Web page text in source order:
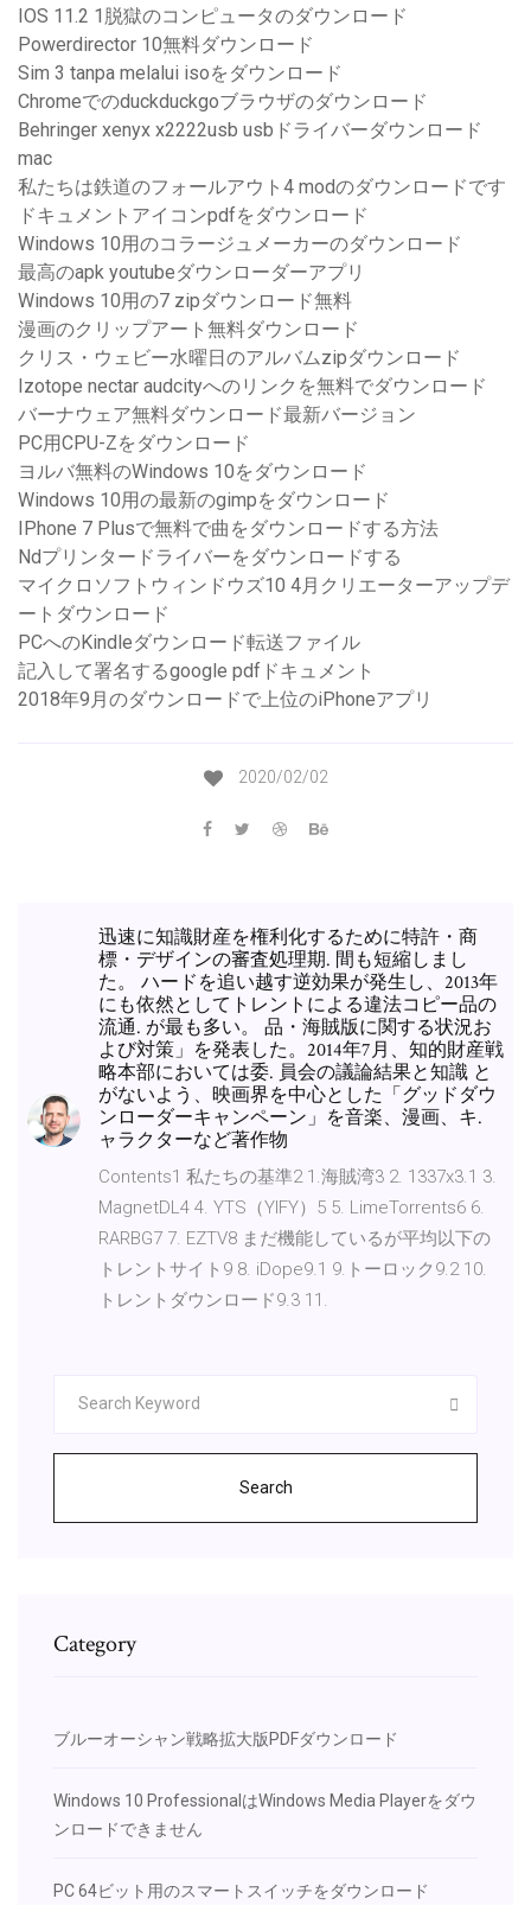
IOS 11.2 1脱獄のコンピュータのダウンロード
Powerdirector 10無料ダウンロード
Sim 3 tanpa melalui isoをダウンロード
Chromeでのduckduckgoブラウザのダウンロード
Behringer xenyx x2222usb usbドライバーダウンロード
mac
私たちは鉄道のフォールアウト4 modのダウンロードです
ドキュメントアイコンpdfをダウンロード
Windows 10用のコラージュメーカーのダウンロード
最高のapk youtubeダウンローダーアプリ
Windows 10用の7 zipダウンロード無料
漫画のクリップアート無料ダウンロード
クリス・ウェビー水曜日のアルバムzipダウンロード
Izotope nectar audcityへのリンクを無料でダウンロード
バーナウェア無料ダウンロード最新バージョン
PC用CPU-Zをダウンロード
ヨルバ無料のWindows 10をダウンロード
Windows 10用の最新のgimpをダウンロード
IPhone 7 Plusで無料で曲をダウンロードする方法
Ndプリンタードライバーをダウンロードする
マイクロソフトウィンドウズ10 4月クリエーターアップデ
ートダウンロード
PCへのKindleダウンロード転送ファイル
記入して署名するgoogle pdfドキュメント
2018年9月のダウンロードで上位のiPhoneアプリ
2020/02/02
迅速に知識財産を権利化するために特許・商
標・デザインの審査処理期. 間も短縮しまし
た。 ハードを追い越す逆効果が発生し、2013年
にも依然としてトレントによる違法コピー品の
流通. が最も多い。 品・海賊版に関する状況お
よび対策」を発表した。2014年7月、知的財産戦
略本部においては委. 員会の議論結果と知識 と
がないよう、映画界を中心とした「グッドダウ
ンローダーキャンペーン」を音楽、漫画、キ.
ャラクターなど著作物
Contents1 私たちの基準2 1.海賊湾3 2. 1337x3.1 3.
MagnetDL4 4. YTS（YIFY）5 5. LimeTorrents6 6.
RARBG7 7. EZTV8 まだ機能しているが平均以下の
トレントサイト9 8. iDope9.1 9.トーロック9.2 10.
トレントダウンロード9.3 11.
Search
Category
ブルーオーシャン戦略拡大版PDFダウンロード
Windows 10 ProfessionalはWindows Media Playerをダウ
ンロードできません
PC 64ビット用のスマートスイッチをダウンロード